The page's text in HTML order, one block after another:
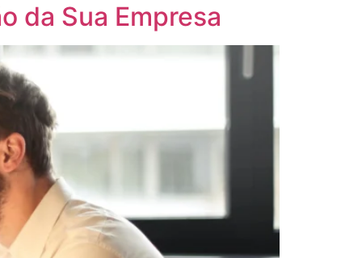
da Sua Empresa